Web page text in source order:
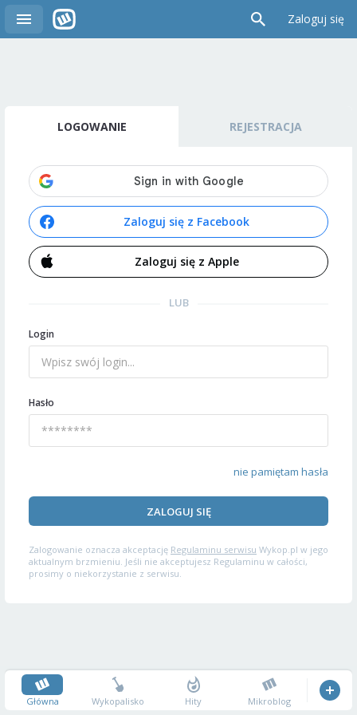
Zaloguj się
LOGOWANIE REJESTRACJA
Zaloguj się z Facebook
Zaloguj się z Apple
LUB
Login
Hasło
nie pamiętam hasła
ZALOGUJ SIĘ
Zalogowanie oznacza akceptację Regulaminu serwisu Wykop.pl w jego
aktualnym brzmieniu. Jeśli nie akceptujesz Regulaminu w całości,
prosimy o niekorzystanie z serwisu.
Główna Wykopalisko Hity Mikroblog